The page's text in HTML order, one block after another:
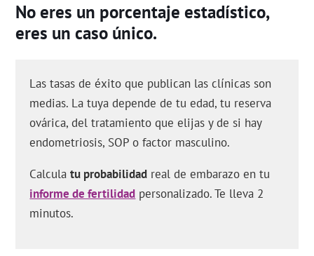
No eres un porcentaje estadístico,
eres un caso único.
Las tasas de éxito que publican las clínicas son
medias. La tuya depende de tu edad, tu reserva
ovárica, del tratamiento que elijas y de si hay
endometriosis, SOP o factor masculino.
Calculatu probabilidad real de embarazo en tu
informe de fertilidad personalizado. Te lleva 2
minutos.